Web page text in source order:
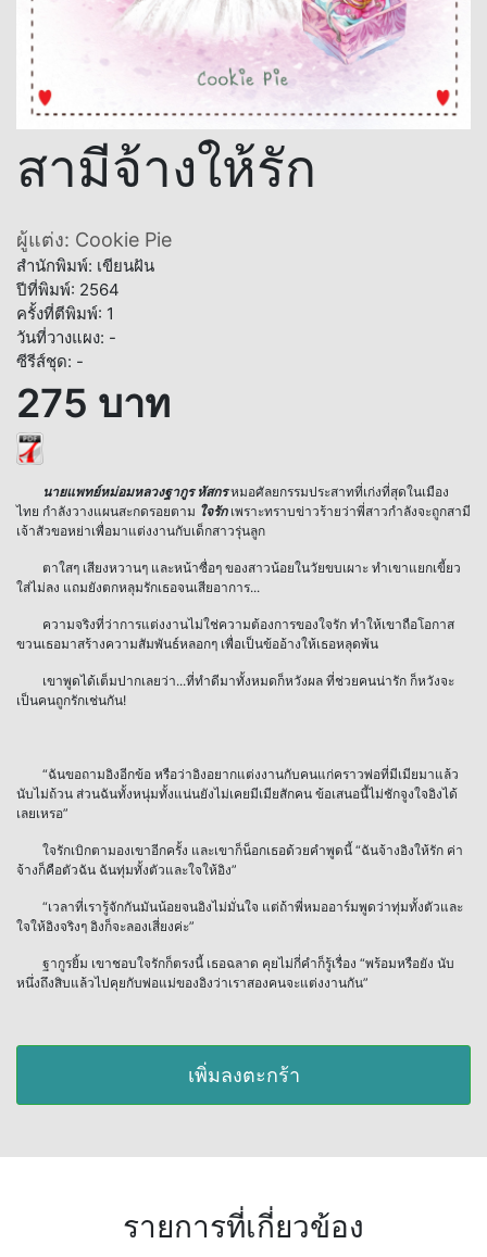
สามีจ้างให้รัก
ผู้แต่ง: Cookie Pie
สำนักพิมพ์: เขียนฝัน
ปีที่พิมพ์: 2564
ครั้งที่ตีพิมพ์: 1
วันที่วางแผง: -
ซีรีส์ชุด: -
275 บาท
นายแพทย์หม่อมหลวงฐากูร หัสกรหมอศัลยกรรมประสาทที่เก่งที่สุดในเมือง
ไทย กำลังวางแผนสะกดรอยตาม ใจรักเพราะทราบข่าวร้ายว่าพี่สาวกำลังจะถูกสามี
เจ้าสัวขอหย่าเพื่อมาแต่งงานกับเด็กสาวรุ่นลูก
ตาใสๆ เสียงหวานๆ และหน้าซื่อๆ ของสาวน้อยในวัยขบเผาะ ทำเขาแยกเขี้ยว
ใส่ไม่ลง แถมยังตกหลุมรักเธอจนเสียอาการ...
ความจริงที่ว่าการแต่งงานไม่ใช่ความต้องการของใจรัก ทำให้เขาถือโอกาส
ขวนเธอมาสร้างความสัมพันธ์หลอกๆ เพื่อเป็นข้ออ้างให้เธอหลุดพ้น
เขาพูดได้เต็มปากเลยว่า...ที่ทำดีมาทั้งหมดก็หวังผล ที่ช่วยคนน่ารัก ก็หวังจะ
เป็นคนถูกรักเช่นกัน!
“ฉันขอถามอิงอีกข้อ หรือว่าอิงอยากแต่งงานกับคนแก่คราวพ่อที่มีเมียมาแล้ว
นับไม่ถ้วน ส่วนฉันทั้งหนุ่มทั้งแน่นยังไม่เคยมีเมียสักคน ข้อเสนอนี้ไม่ชักจูงใจอิงได้
เลยเหรอ”
ใจรักเบิกตามองเขาอีกครั้ง และเขาก็น็อกเธอด้วยคำพูดนี้ “ฉันจ้างอิงให้รัก ค่า
จ้างก็คือตัวฉัน ฉันทุ่มทั้งตัวและใจให้อิง”
“เวลาที่เรารู้จักกันมันน้อยจนอิงไม่มั่นใจ แต่ถ้าพี่หมออาร์มพูดว่าทุ่มทั้งตัวและ
ใจให้อิงจริงๆ อิงก็จะลองเสี่ยงค่ะ”
ฐากูรยิ้ม เขาชอบใจรักก็ตรงนี้ เธอฉลาด คุยไม่กี่คำก็รู้เรื่อง “พร้อมหรือยัง นับ
หนึ่งถึงสิบแล้วไปคุยกับพ่อแม่ของอิงว่าเราสองคนจะแต่งงานกัน”
เพิ่มลงตะกร้า
รายการที่เกี่ยวข้อง